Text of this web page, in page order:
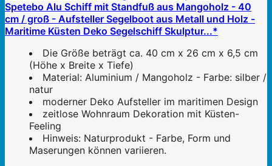
Spetebo Alu Schiff mit Standfuß aus Mangoholz - 40
cm / groß - Aufsteller Segelboot aus Metall und Holz -
Maritime Küsten Deko Segelschiff Skulptur...*
Die Größe beträgt ca. 40 cm x 26 cm x 6,5 cm
(Höhe x Breite x Tiefe)
Material: Aluminium / Mangoholz - Farbe: silber /
natur
moderner Deko Aufsteller im maritimen Design
zeitlose Wohnraum Dekoration mit Küsten-
Feeling
Hinweis: Naturprodukt - Farbe, Form und
Maserungen können variieren.